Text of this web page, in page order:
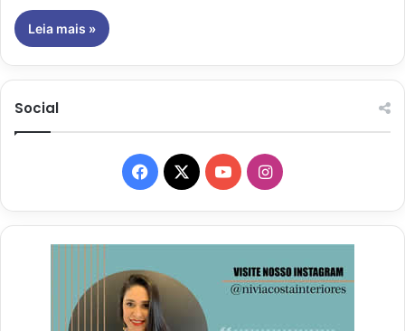
Leia mais »
Social
Facebook
X YouTubeInstagram